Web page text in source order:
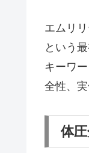
エムリ
という
キーワ
全性、
体